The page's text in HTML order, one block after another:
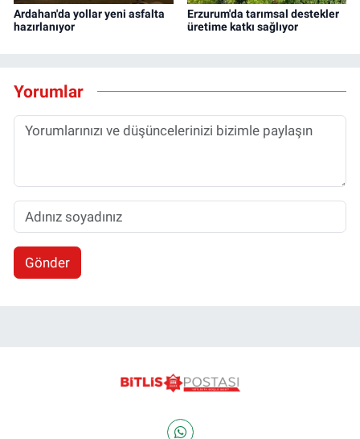
Ardahan'da yollar yeni asfalta
hazırlanıyor
Erzurum'da tarımsal destekler
üretime katkı sağlıyor
Yorumlar
Gönder